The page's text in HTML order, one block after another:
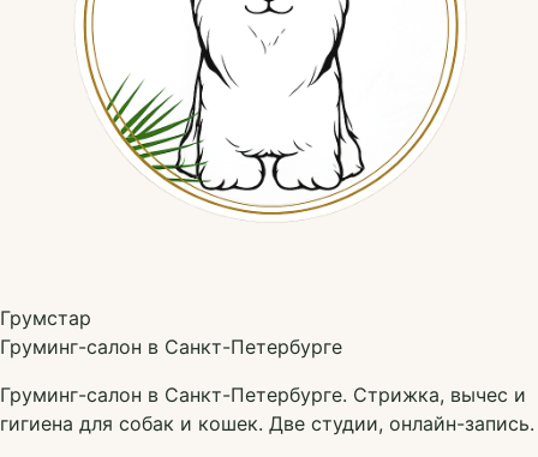
Грумстар
Груминг-салон в Санкт-Петербурге
Груминг-салон в Санкт-Петербурге. Стрижка, вычес и
гигиена для собак и кошек. Две студии, онлайн-запись.